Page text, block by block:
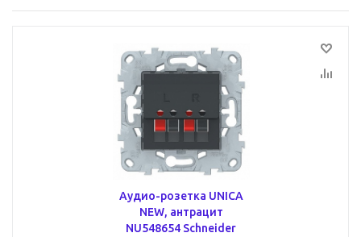
Аудио-розетка UNICA
NEW, антрацит
NU548654 Schneider